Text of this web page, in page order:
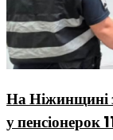
На Ніжинщині
у пенсіонерок